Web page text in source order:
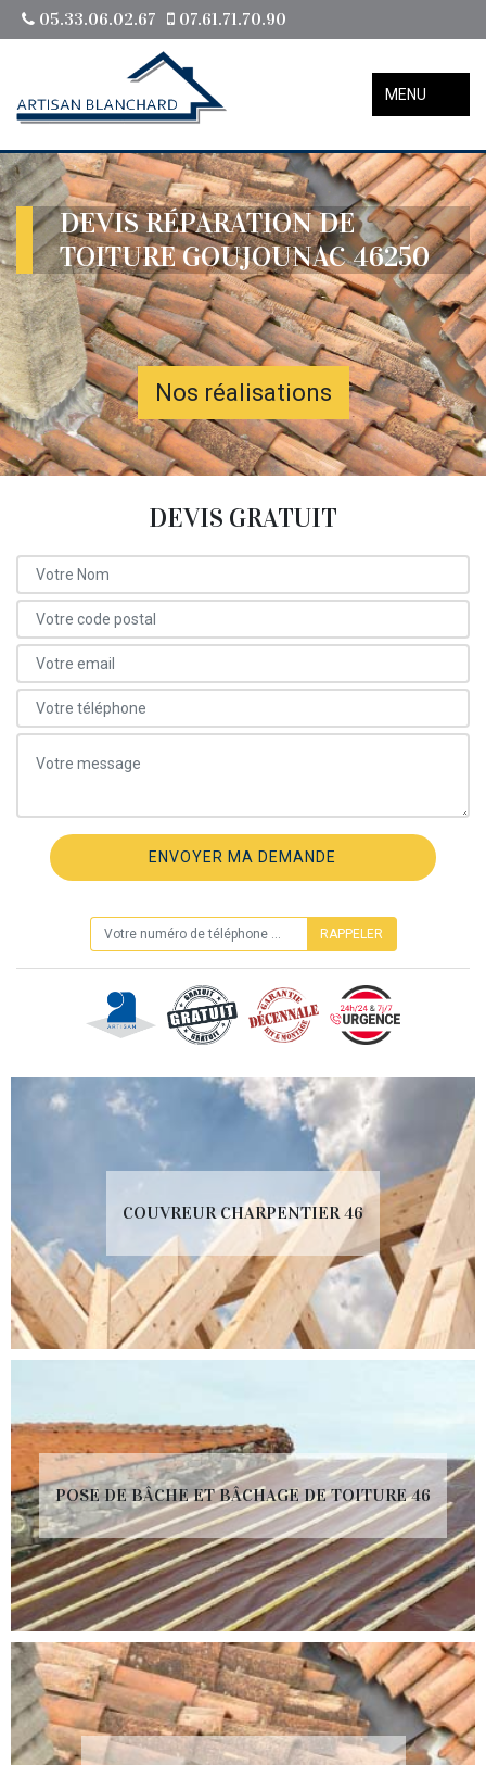
05.33.06.02.67 07.61.71.70.90
MENU
DEVIS RÉPARATION DE
TOITURE GOUJOUNAC 46250
Nos réalisations
DEVIS GRATUIT
COUVREUR CHARPENTIER 46
POSE DE BÂCHE ET BÂCHAGE DE TOITURE 46